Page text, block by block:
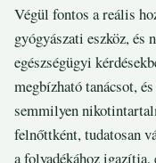
Végül fontos a reális
gyógyászati eszköz, és
egészségügyi
megbízható tanácsot,
semmilyen
felnőttként, tudatosan
a folyadékához